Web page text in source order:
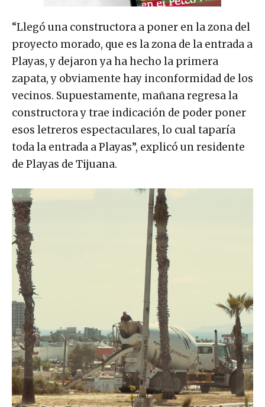
“Llegó una constructora a poner en la zona del
proyecto morado, que es la zona de la entrada a
Playas, y dejaron ya ha hecho la primera
zapata, y obviamente hay inconformidad de los
vecinos. Supuestamente, mañana regresa la
constructora y trae indicación de poder poner
esos letreros espectaculares, lo cual taparía
toda la entrada a Playas”, explicó un residente
de Playas de Tijuana.